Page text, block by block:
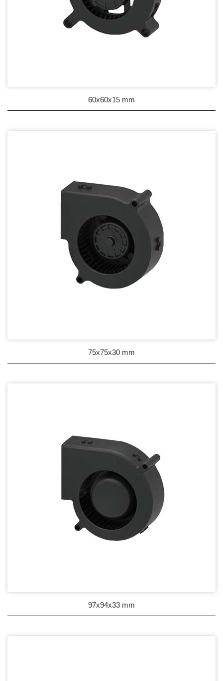
60x60x15 mm
75x75x30 mm
97x94x33 mm